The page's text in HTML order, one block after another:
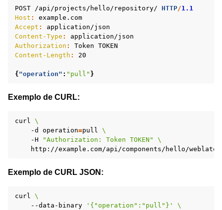
POST /api/projects/hello/repository/ HTTP/1.1
Host :
example.com
Accept :
application/json
Content-Type :
application/json
Authorization :
Token TOKEN
Content-Length : 20
{ "operation" : "pull" }
Exemplo de CURL:
curl
\
-d
operation=pull
\
-H
"Authorization: Token TOKEN" \
Exemplo de CURL JSON:
curl
\
--data-binary
'{"operation":"pull"}'
\